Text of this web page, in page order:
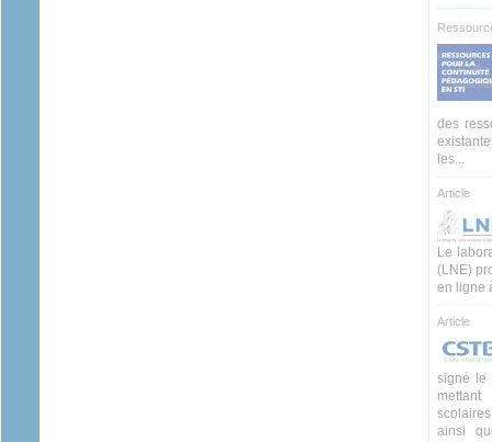
des
les...
Article
Le
(LNE)
en ligne
Article
signé le
ainsi